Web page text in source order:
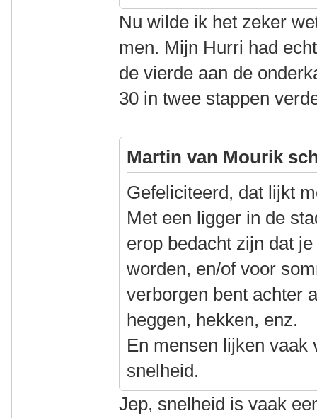
Nu wilde ik het zeker
men. Mijn Hurri had
de vierde aan de
30 in twee stappen
Martin van Mourik
Gefeliciteerd, dat lijkt
Met een ligger in de
erop bedacht zijn dat
worden, en/of voor
verborgen bent achter
heggen, hekken, enz.
En mensen lijken vaak
snelheid.
Jep, snelheid is vaak